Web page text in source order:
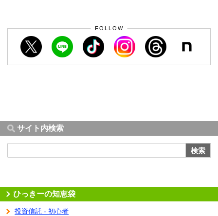
FOLLOW
サイト内検索
検索
ひっきーの知恵袋
投資信託 - 初心者